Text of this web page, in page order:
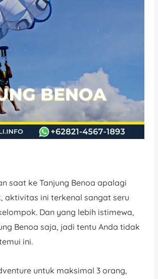
saat ke Tanjung Benoa apalagi
aktivitas ini terkenal sangat seru
Dan yang lebih istimewa,
Benoa saja, jadi tentu Anda tidak
ini.
untuk maksimal 3 orang,